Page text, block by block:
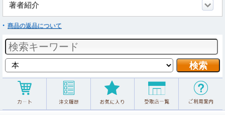
著者紹介
商品の返品について